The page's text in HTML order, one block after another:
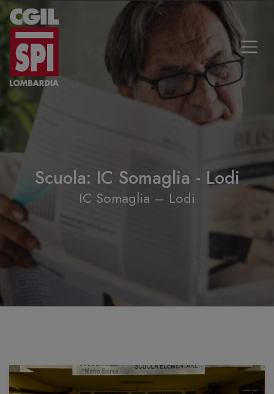
Vai al contenuto
Scuola: IC Somaglia - Lodi
IC Somaglia – Lodi